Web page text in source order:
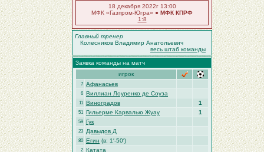
18 декабря 2022г 13:00
МФК «Газпром-Югра» ● МФК КПРФ
1:8
Главный тренер
Колесников Владимир Анатольевич
весь штаб команды
Заявка команды на матч
игрок
7 Афанасьев
6 Виллиан Лоуренко де Соуза
11 Виноградов 1
51 Гильерме Карвалью Жуау 1
59 Гук
23 Давыдов Д
80 Егин (в: 1′-50′)
2 Катата